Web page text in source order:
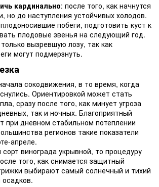
кардинально: после того, как начнутся
но до наступления устойчивых холодов.
побеги, подготовить куст к
плодовые звенья на следующий год.
вызревшую лозу, так как
могут подмерзнуть.
сокодвижения, в то время, когда
Ориентировкой может стать
сразу после того, как минует угроза
так и ночных. Благоприятный
при дневном стабильном потеплении
регионов такие показатели
апреле.
винограда укрывной, то процедуру
того, как снимается защитный
выбирают самый солнечный и тихий
осадков.